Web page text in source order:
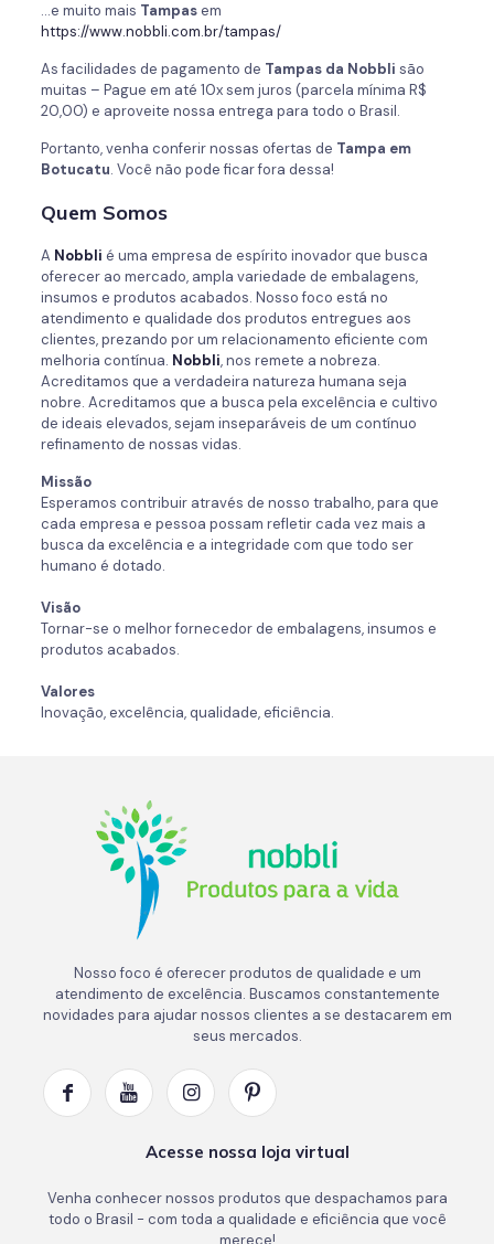
…e muito mais Tampasem
https://www.nobbli.com.br/tampas/
As facilidades de pagamento de Tampas da Nobbli são
muitas – Pague em até 10x sem juros (parcela mínima R$
20,00) e aproveite nossa entrega para todo o Brasil.
Portanto, venha conferir nossas ofertas de Tampa em
Botucatu. Você não pode ficar fora dessa!
Quem Somos
A Nobbli é uma empresa de espírito inovador que busca
oferecer ao mercado, ampla variedade de embalagens,
insumos e produtos acabados. Nosso foco está no
atendimento e qualidade dos produtos entregues aos
clientes, prezando por um relacionamento eficiente com
melhoria contínua. Nobbli, nos remete a nobreza.
Acreditamos que a verdadeira natureza humana seja
nobre. Acreditamos que a busca pela excelência e cultivo
de ideais elevados, sejam inseparáveis de um contínuo
refinamento de nossas vidas.
Missão
Esperamos contribuir através de nosso trabalho, para que
cada empresa e pessoa possam refletir cada vez mais a
busca da excelência e a integridade com que todo ser
humano é dotado.
Visão
Tornar-se o melhor fornecedor de embalagens, insumos e
produtos acabados.
Valores
Inovação, excelência, qualidade, eficiência.
Nosso foco é oferecer produtos de qualidade e um
atendimento de excelência. Buscamos constantemente
novidades para ajudar nossos clientes a se destacarem em
seus mercados.
Acesse nossa loja virtual
Venha conhecer nossos produtos que despachamos para
todo o Brasil - com toda a qualidade e eficiência que você
merece!